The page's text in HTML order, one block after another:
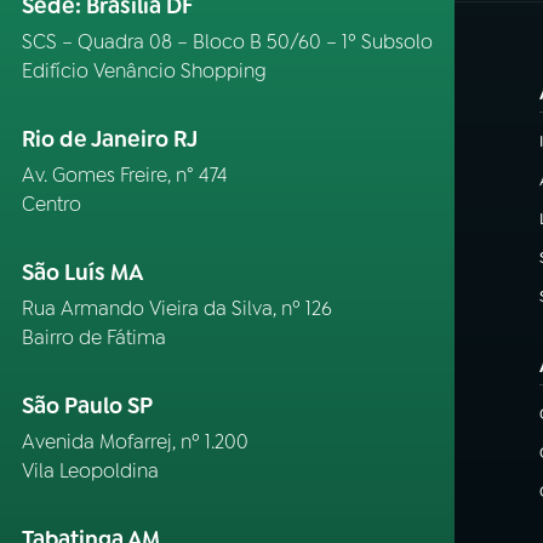
Sede: Brasília DF
SCS – Quadra 08 – Bloco B 50/60 – 1º Subsolo
Edifício Venâncio Shopping
Rio de Janeiro RJ
Av. Gomes Freire, n° 474
Centro
São Luís MA
Rua Armando Vieira da Silva, nº 126
Bairro de Fátima
São Paulo SP
Avenida Mofarrej, nº 1.200
Vila Leopoldina